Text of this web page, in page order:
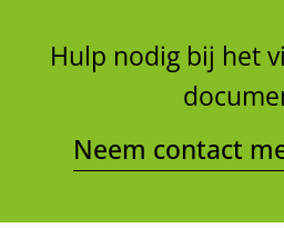
Hulp nodig bij het
Neem contact